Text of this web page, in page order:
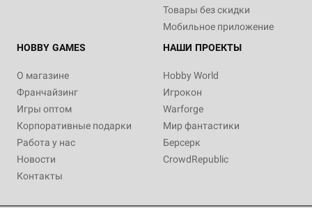
Товары без скидки
Мобильное приложение
HOBBY GAMES
О магазине
Франчайзинг
Игры оптом
Корпоративные подарки
Работа у нас
Новости
Контакты
НАШИ ПРОЕКТЫ
Hobby World
Игрокон
Warforge
Мир фантастики
Берсерк
CrowdRepublic